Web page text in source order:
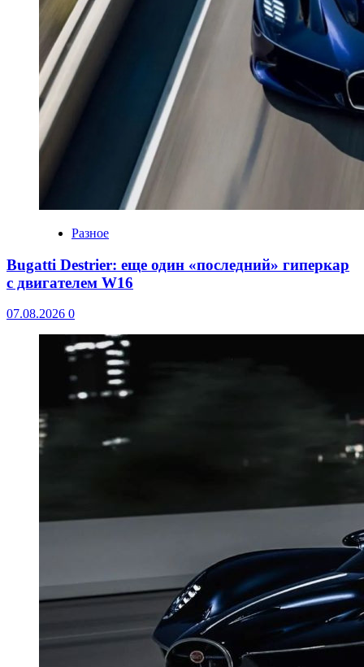
Разное
Bugatti Destrier: еще один «последний» гиперкар
с двигателем W16
07.08.2026 0